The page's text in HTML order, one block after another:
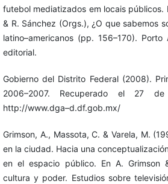
futebol mediatizados em locais públicos.
& R. Sánchez (Orgs.), ¿O que sabemos
latino–americanos (pp. 156–170). Porto
editorial.
Gobierno del Distrito Federal (2008).
2006–2007. Recuperado el 27
http://www.dga–d.df.gob.mx/
Grimson, A., Massota, C. & Varela, M.
en la ciudad. Hacia una
en el espacio público. En A. Grimson
cultura y poder. Estudios sobre